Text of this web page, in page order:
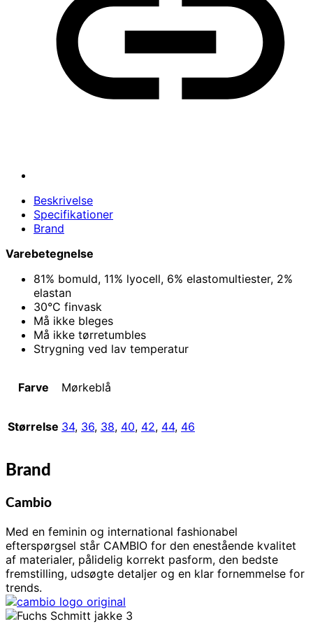
Beskrivelse
Specifikationer
Brand
Varebetegnelse
81% bomuld, 11% lyocell, 6% elastomultiester, 2%
elastan
30°C finvask
Må ikke bleges
Må ikke tørretumbles
Strygning ved lav temperatur
Farve Mørkeblå
Størrelse 34, 36, 38, 40, 42, 44, 46
Brand
Cambio
Med en feminin og international fashionabel
efterspørgsel står CAMBIO for den enestående kvalitet
af materialer, pålidelig korrekt pasform, den bedste
fremstilling, udsøgte detaljer og en klar fornemmelse for
trends.